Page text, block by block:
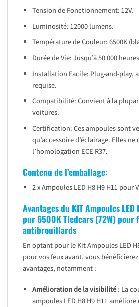
Tension de Fonctionnement: 12V.
Luminosité: 12000 lumens.
Température de Couleur: 6500K
Durée de Vie: Jusqu’à 50 000
Installation Facile: Plug-and-play,
requise.
Compatibilité: Convient à la
voitures.
Certification: Ces ampoules sont
qu’accessoire d’éclairage. Elles
l’homologation ECE R37.
Contenu de l’emballage:
2 x Ampoules LED H8 H9 H11 pour
Avantages du KIT Ampoules LED
pur 6500K Tledcars (72W) pour
antibrouillards
En optant pour le Kit Ampoules LED
pour vos feux avant, vous
avantages, notamment :
Amélioration de la visibilité: La
ampoules LED H8 H9 H11